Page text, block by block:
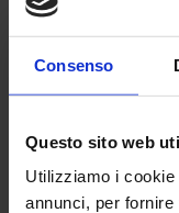
Consenso
Questo sito web
Utilizziamo i
annunci, per